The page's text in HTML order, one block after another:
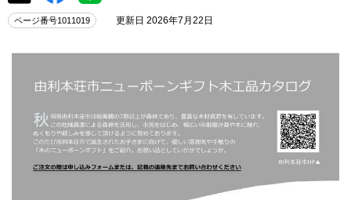
ページ番号1011019 更新日 2026年7月22日